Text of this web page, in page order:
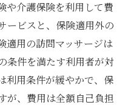
や介護保険を利用して費
ービスと、保険適用外の
適用の訪問マッサージは
条件を満たす利用者が対
利用条件が緩やかで、保
が、費用は全額自己負担